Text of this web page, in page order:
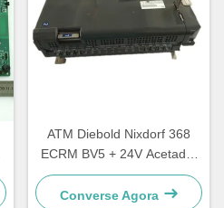
ATM Diebold Nixdorf 368
ECRM BV5 + 24V Acetador
de contas Validador de
peças 49238415000A
Converse Agora